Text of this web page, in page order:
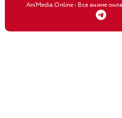
AniMedia.Online - Все аниме